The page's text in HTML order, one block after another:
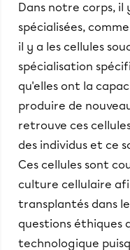
Dans notre corps, il
spécialisées,
il y a les cellules
spécialisation
qu'elles ont la
produire de
retrouve ces
des individus et ce
Ces cellules sont
culture cellulaire
transplantés dans
questions éthiques
technologique